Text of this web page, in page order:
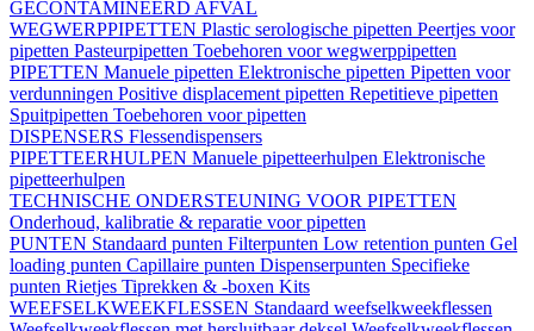
GECONTAMINEERD AFVAL
WEGWERPPIPETTEN Plastic serologische pipetten Peertjes voor
pipetten Pasteurpipetten Toebehoren voor wegwerppipetten
PIPETTEN Manuele pipetten Elektronische pipetten Pipetten voor
verdunningen Positive displacement pipetten Repetitieve pipetten
Spuitpipetten Toebehoren voor pipetten
DISPENSERS Flessendispensers
PIPETTEERHULPEN Manuele pipetteerhulpen Elektronische
pipetteerhulpen
TECHNISCHE ONDERSTEUNING VOOR PIPETTEN
Onderhoud, kalibratie & reparatie voor pipetten
PUNTEN Standaard punten Filterpunten Low retention punten Gel
loading punten Capillaire punten Dispenserpunten Specifieke
punten Rietjes Tiprekken & -boxen Kits
WEEFSELKWEEKFLESSEN Standaard weefselkweekflessen